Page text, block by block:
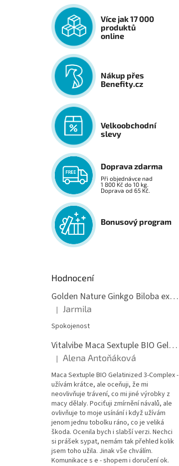
Více jak 17 000
produktů
online
Nákup přes
Benefity.cz
Velkoobchodní
slevy
Doprava zdarma
Při objednávce nad
1 800 Kč do 10 kg.
Doprava od 65 Kč.
Bonusový program
Hodnocení
Golden Nature Ginkgo Biloba extrakt 50:1 60mg, 100 kapslí
Hodnocení produktu je 5 z 5 hvězdiček.
| Jarmila
Spokojenost
Vitalvibe Maca Sextuple BIO Gelatinized 3-Complex, 60 kapslí
Hodnocení produktu je 5 z 5 hvězdiček.
| Alena Antoňáková
Maca Sextuple BIO Gelatinized 3-Complex -
užívám krátce, ale oceňuji, že mi
neovlivňuje trávení, co mi jiné výrobky z
macy dělaly. Pociťuji zmírnění návalů, ale
ovlivňuje to moje usínání i když užívám
jenom jednu tobolku ráno, co je veliká
škoda. Ocenila bych i slabší verzi. Nechci
si prášek sypat, nemám tak přehled kolik
jsem toho užila. Jinak vše chválím.
Komunikace s e - shopem i doručení ok.